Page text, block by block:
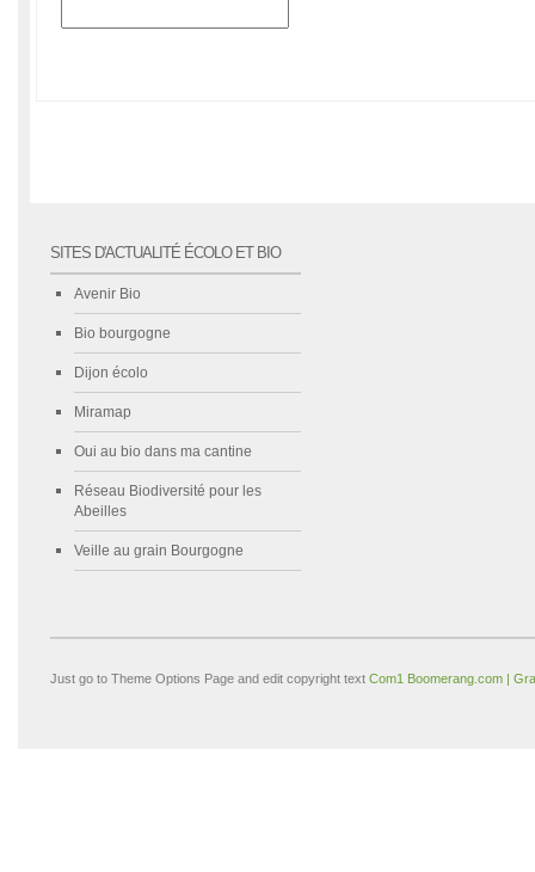
SITES D'ACTUALITÉ ÉCOLO ET BIO
Avenir Bio
Bio bourgogne
Dijon écolo
Miramap
Oui au bio dans ma cantine
Réseau Biodiversité pour les
Abeilles
Veille au grain Bourgogne
Just go to Theme Options Page and edit copyright text Com1 Boomerang.com |